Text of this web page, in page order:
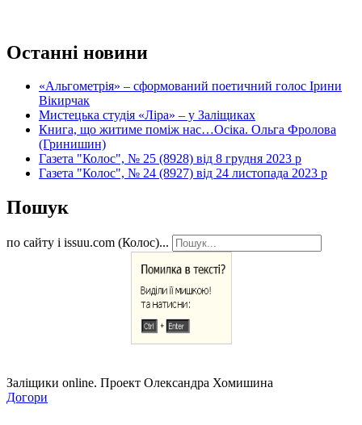
Останні новини
«Альгометрія» – сформований поетичний голос Ірини
Вікирчак
Мистецька студія «Ліра» – у Заліщиках
Книга, що житиме поміж нас…Осіка. Ольга Фролова
(Гринишин)
Газета "Колос", № 25 (8928) від 8 грудня 2023 р
Газета "Колос", № 24 (8927) від 24 листопада 2023 р
Пошук
по сайту і issuu.com (Колос)...
Заліщики online. Проект Олександра Хомишина
Догори